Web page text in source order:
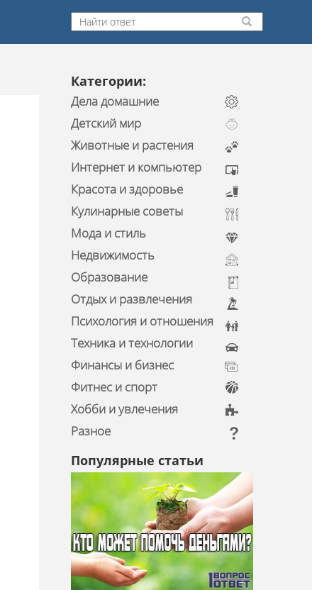
Категории:
Дела домашние
Детский мир
Животные и растения
Интернет и компьютер
Красота и здоровье
Кулинарные советы
Мода и стиль
Недвижимость
Образование
Отдых и развлечения
Психология и отношения
Техника и технологии
Финансы и бизнес
Фитнес и спорт
Хобби и увлечения
Разное
Популярные статьи